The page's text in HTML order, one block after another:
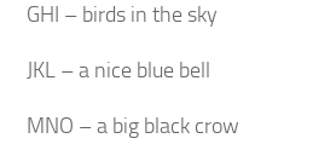
GHI – birds in the sky
JKL – a nice blue bell
MNO – a big black crow